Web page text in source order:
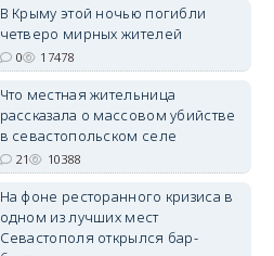
erid: 2SDnjdvhGXG
В Крыму этой ночью погибли
четверо мирных жителей
0 17478
Что местная жительница
рассказала о массовом убийстве
в севастопольском селе
21 10388
На фоне ресторанного кризиса в
одном из лучших мест
Севастополя открылся бар-